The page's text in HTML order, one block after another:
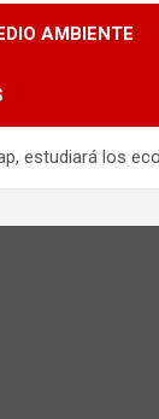
AMBIENTE
estudiará los